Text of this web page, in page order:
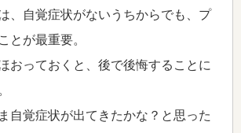
、自覚症状がないうちからでも、プ
とが最重要。
おっておくと、後で後悔することに
自覚症状が出てきたかな？と思った